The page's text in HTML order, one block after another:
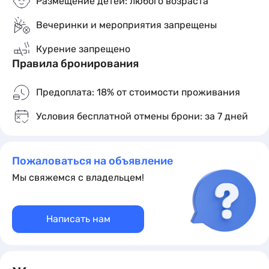
✅Дворец водных видов спорта (10 минут пешком)
✅Парк Горького (10 минут на общественном
транспорте)
✅ТЦ Миллениум
В КВАРТИРЕ ЕСТЬ ВСЕ ДЛЯ КОМФОРТНОГО
ПРОЖИВАНИЯ:
Сушилка для белья, утюг, гладильная доска,фен .
Вечеринки и мероприятия запрещены
Курение запрещено
Правила бронирования
Предоплата: 18% от стоимости проживания
Условия бесплатной отмены брони: за 7 дней
Пожаловаться на объявление
Мы свяжемся с владельцем!
Написать нам